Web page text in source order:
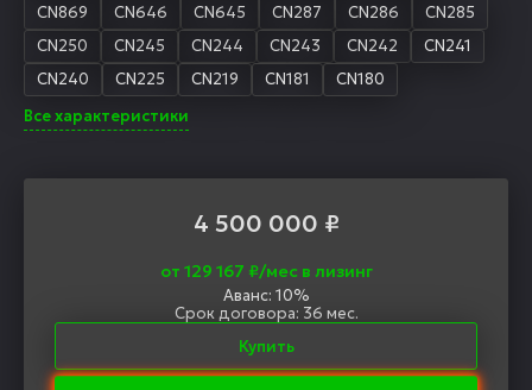
CN869
CN646 CN645 CN287 CN286
CN285
CN250
CN245 CN244 CN243 CN242
CN241
CN240
CN225 CN219 CN181
CN180
Все характеристики
4 500 000 ₽
от 129 167 ₽/мес в лизинг
Аванс: 10%
Срок договора: 36 мес.
Купить